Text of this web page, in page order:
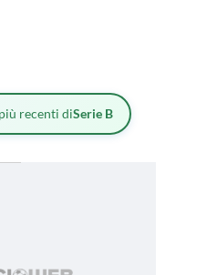
recenti diSerie B